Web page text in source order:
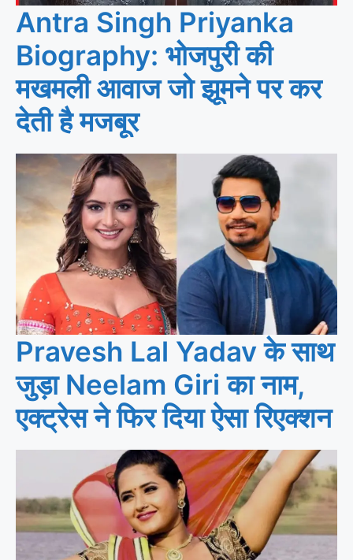
Antra Singh Priyanka
Biography: भोजपुरी की
मखमली आवाज जो झूमने पर कर
देती है मजबूर
Pravesh Lal Yadav के साथ
जुड़ा Neelam Giri का नाम,
एक्ट्रेस ने फिर दिया ऐसा रिएक्शन